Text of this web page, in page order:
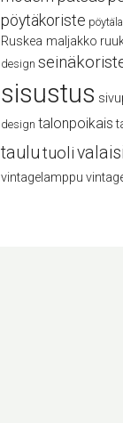
pöytäkoriste
Ruskea maljakko
design
sisustus
design talonpoikais
taulutuoli
vintagelamppu